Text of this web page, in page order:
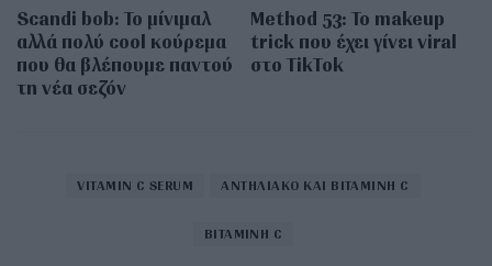
Scandi bob: Το μίνιμαλ
αλλά πολύ cool κούρεμα
που θα βλέπουμε παντού
τη νέα σεζόν
Method 53: Το makeup
trick που έχει γίνει viral
στο TikTok
VITAMIN C SERUM ΑΝΤΗΛΙΑΚΟ ΚΑΙ ΒΙΤΑΜΙΝΗ C
ΒΙΤΑΜΙΝΗ C